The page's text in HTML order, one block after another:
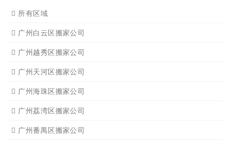
所有区域
广州白云区搬家公司
广州越秀区搬家公司
广州天河区搬家公司
广州海珠区搬家公司
广州荔湾区搬家公司
广州番禺区搬家公司